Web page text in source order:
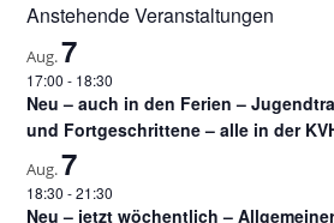
Anstehende Veranstaltungen
Aug.7
17:00 - 18:30
Neu – auch in den Ferien –
und Fortgeschrittene – alle in der
Aug.7
18:30 -21:30
Neu – jetzt wöchentlich –